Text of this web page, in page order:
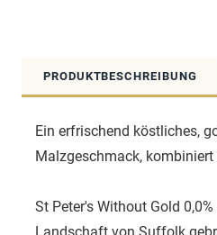
PRODUKTBESCHREIBUNG
Ein erfrischend köstliches,
Malzgeschmack,
St Peter's Without Gold